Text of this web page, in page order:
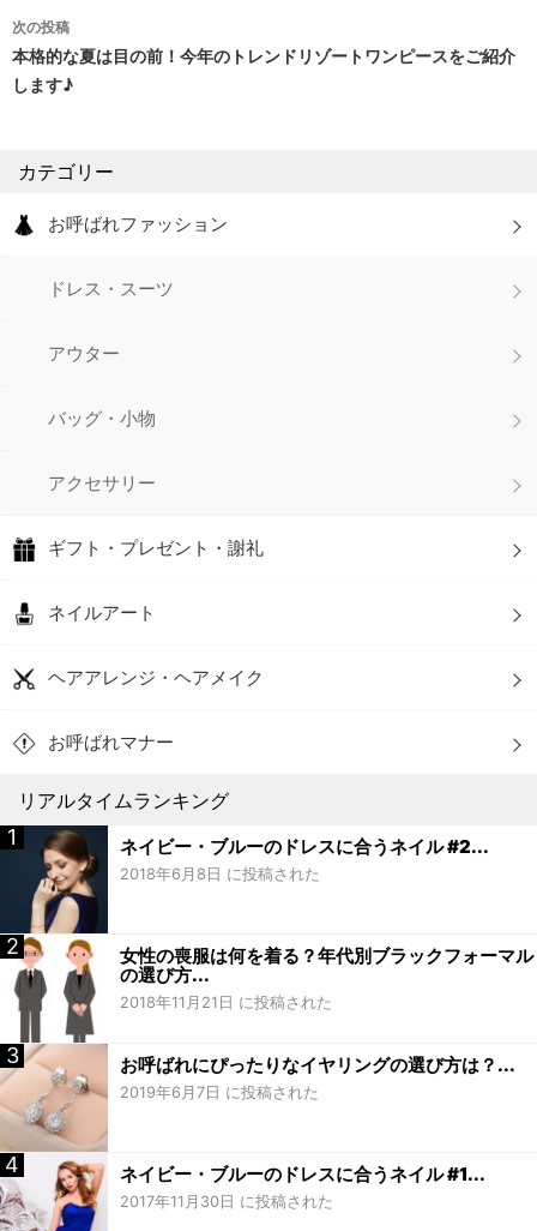
稿
ナ
ビ
ー
シ
次の投稿
本格的な夏は目の前！今年のトレンドリゾートワンピースをご紹介
します♪
カテゴリー
お呼ばれファッション
ドレス・スーツ
アウター
バッグ・小物
アクセサリー
ギフト・プレゼント・謝礼
ネイルアート
ヘアアレンジ・ヘアメイク
お呼ばれマナー
リアルタイムランキング
ネイビー・ブルーのドレスに合うネイル #2...
2018年6月8日 に投稿された
女性の喪服は何を着る？年代別ブラックフォーマル
の選び方...
2018年11月21日 に投稿された
お呼ばれにぴったりなイヤリングの選び方は？...
2019年6月7日 に投稿された
ネイビー・ブルーのドレスに合うネイル #1...
2017年11月30日 に投稿された